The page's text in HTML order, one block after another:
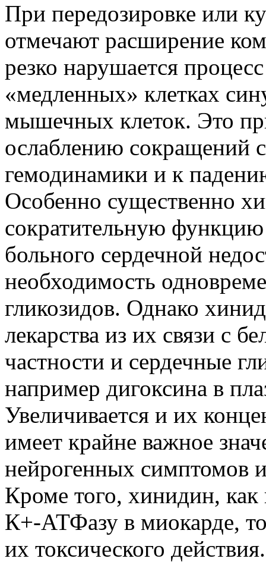
При передозировке или
отмечают расширение
резко нарушается
«медленных» клетках
мышечных клеток. Это
ослаблению сокращений
гемодинамики и к
Особенно существенно
сократительную
больного сердечной
необходимость
гликозидов. Однако
лекарства из их связи с
частности и сердечные
например дигоксина в
Увеличивается и их
имеет крайне важное
нейрогенных симптомов
Кроме того, хинидин,
К+-АТФазу в миокарде, то
их токсического